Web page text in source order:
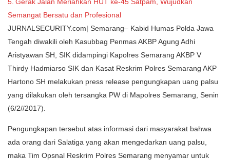
Semangat Bersatu dan Profesional
JURNALSECURITY.com| Semarang– Kabid Humas Polda Jawa
Tengah diwakili oleh Kasubbag Penmas AKBP Agung Adhi
Aristyawan SH, SIK didampingi Kapolres Semarang AKBP V
Thirdy Hadmiarso SIK dan Kasat Reskrim Polres Semarang AKP
Hartono SH melakukan press release pengungkapan uang palsu
yang dilakukan oleh tersangka PW di Mapolres Semarang, Senin
(6/2//2017).
Pengungkapan tersebut atas informasi dari masyarakat bahwa
ada orang dari Salatiga yang akan mengedarkan uang palsu,
maka Tim Opsnal Reskrim Polres Semarang menyamar untuk